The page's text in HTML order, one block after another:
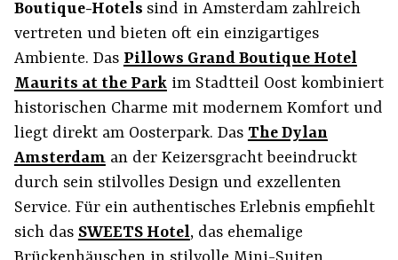
Boutique-Hotels sind in Amsterdam zahlreich
vertreten und bieten oft ein einzigartiges
Ambiente. Das Pillows Grand Boutique Hotel
Maurits at the Parkim Stadtteil Oost kombiniert
historischen Charme mit modernem Komfort und
liegt direkt am Oosterpark. Das The Dylan
Amsterdaman der Keizersgracht beeindruckt
durch sein stilvolles Design und exzellenten
Service. Für ein authentisches Erlebnis empfiehlt
sich das SWEETS Hotel, das ehemalige